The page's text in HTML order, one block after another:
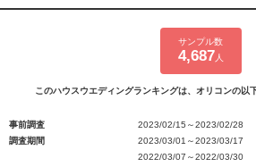
サンプル数
4,687 人
このハウスウエディングランキングは、オリコンの以
事前調査
2023/02/15～2023/02/28
調査期間
2023/03/01～2023/03/17
2022/03/07～2022/03/30